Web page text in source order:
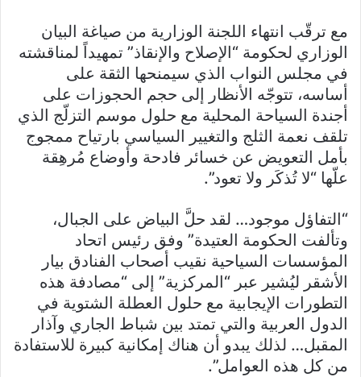
مع ترقّب انتهاء اللجنة الوزارية من صياغة البيان
الوزاري لحكومة “الإصلاح والإنقاذ” تمهيداً لمناقشته
في مجلس النواب الذي سيمنحها الثقة على
أساسه، تتوجّه الأنظار إلى حجم الحجوزات على
أجندة السياحة المحلية مع حلول موسم التزلّج الذي
تلقف نعمة الثلج والتغيير السياسي بارتياح ممجوج
بأمل التعويض عن خسائر فادحة وأوضاع مُرهِقة
علّها “لا تُذكَر ولا تعود”.
“التفاؤل موجود… لقد حلَّ البياض على الجبال،
وتألفت الحكومة العتيدة” وفق رئيس اتحاد
المؤسسات السياحية نقيب أصحاب الفنادق بيار
الأشقر ليُشير عبر “المركزية” إلى “مصادفة هذه
التطورات الإيجابية مع حلول العطلة الشتوية في
الدول العربية والتي تمتد بين شباط الجاري وآذار
المقبل… لذلك يبدو أن هناك إمكانية كبيرة للاستفادة
من كل هذه العوامل”.